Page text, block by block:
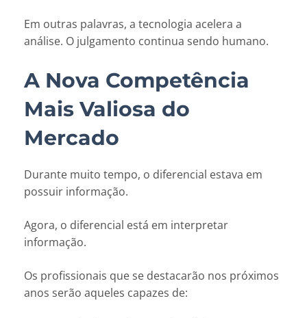
Em outras palavras, a tecnologia acelera a
análise. O julgamento continua sendo humano.
A Nova Competência
Mais Valiosa do
Mercado
Durante muito tempo, o diferencial estava em
possuir informação.
Agora, o diferencial está em interpretar
informação.
Os profissionais que se destacarão nos próximos
anos serão aqueles capazes de: